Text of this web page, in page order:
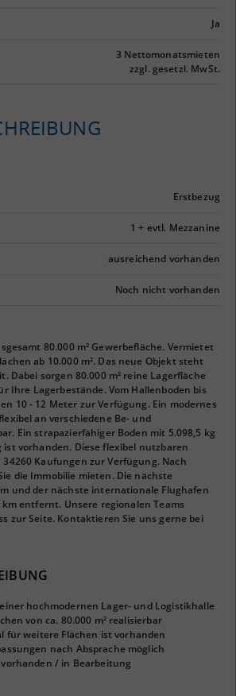
Ja
3 Nettomonatsmieten
zzgl. gesetzl. MwSt.
Erstbezug
1 + evtl. Mezzanine
ausreichend vorhanden
Noch nicht vorhanden
80.000 m² Gewerbefläche. Vermietet
ab 10.000 m². Das neue Objekt steht
Dabei sorgen 80.000 m² reine Lagerfläche
Ihre Lagerbestände. Vom Hallenboden bis
10 - 12 Meter zur Verfügung. Ein modernes
an verschiedene Be- und
Ein strapazierfähiger Boden mit 5.098,5 kg
ist vorhanden. Diese flexibel nutzbaren
Kaufungen zur Verfügung. Nach
die Immobilie mieten. Die nächste
und der nächste internationale Flughafen
km entfernt. Unsere regionalen Teams
zur Seite. Kontaktieren Sie uns gerne bei
hochmodernen Lager- und Logistikhalle
von ca. 80.000 m² realisierbar
für weitere Flächen ist vorhanden
nach Absprache möglich
/ in Bearbeitung